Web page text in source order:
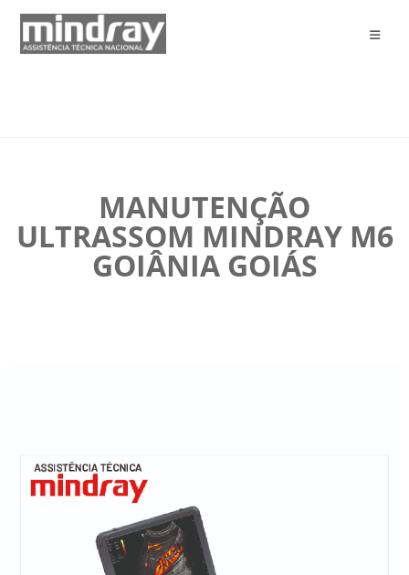
MANUTENÇÃO
ULTRASSOM MINDRAY M6
GOIÂNIA GOIÁS